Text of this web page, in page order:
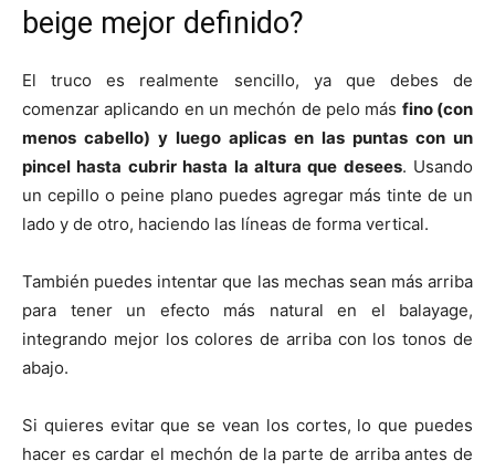
beige mejor definido?
El truco es realmente sencillo, ya que debes de
comenzar aplicando en un mechón de pelo más fino (con
menos cabello) y luego aplicas en las puntas con un
pincel hasta cubrir hasta la altura que desees. Usando
un cepillo o peine plano puedes agregar más tinte de un
lado y de otro, haciendo las líneas de forma vertical.
También puedes intentar que las mechas sean más arriba
para tener un efecto más natural en el balayage,
integrando mejor los colores de arriba con los tonos de
abajo.
Si quieres evitar que se vean los cortes, lo que puedes
hacer es cardar el mechón de la parte de arriba antes de